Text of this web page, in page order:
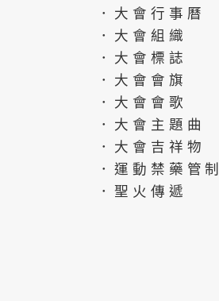
．大會行事曆
．大會組織
．大會標誌
．大會會旗
．大會會歌
．大會主題曲
．大會吉祥物
．運動禁藥管制
．聖火傳遞